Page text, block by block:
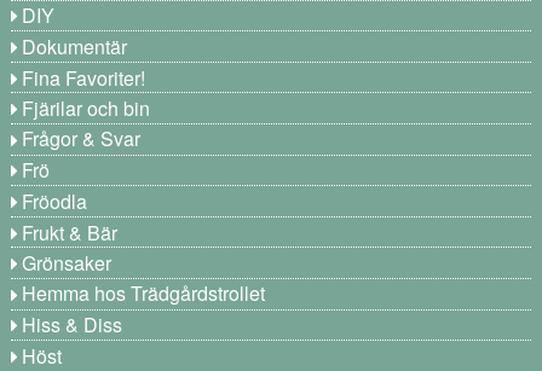
DIY
Dokumentär
Fina Favoriter!
Fjärilar och bin
Frågor & Svar
Frö
Fröodla
Frukt & Bär
Grönsaker
Hemma hos Trädgårdstrollet
Hiss & Diss
Höst